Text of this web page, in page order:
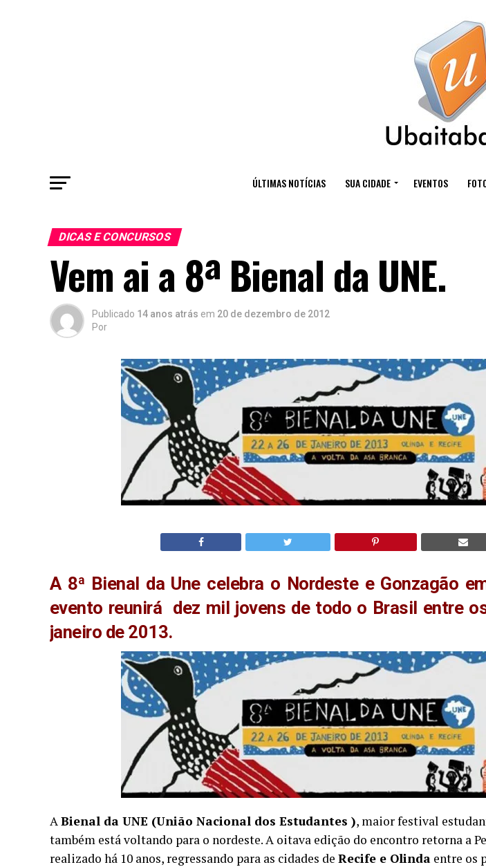
ÚLTIMAS NOTÍCIAS SUA CIDADE EVENTOS
DICAS E CONCURSOS
Vem ai a 8ª Bienal da UNE.
Publicado 14 anos atrás em 20 de dezembro de 2012
Por
A 8ª Bienal da Une celebra o Nordeste e Gonzagão
evento reunirá dez mil jovens de todo o Brasil entre
janeiro de 2013.
ABienal da UNE (União Nacional dos Estudantes ), maior festival
também está voltando para o nordeste. A oitava edição do encontro retorna a
realizado há 10 anos, regressando para as cidades de Recife e Olinda entre os